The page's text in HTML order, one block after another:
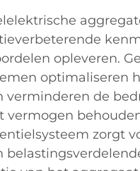
opleveren.
optimaliseren
verminderen de
vermogen
zorgt